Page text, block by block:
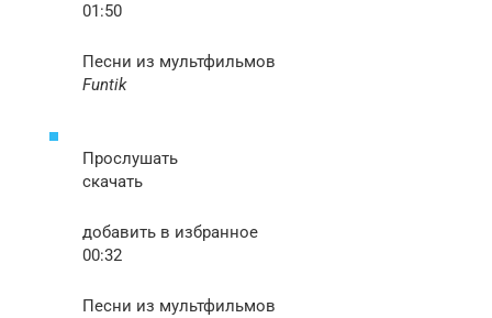
01:50
Песни из мультфильмов
Funtik
Прослушать
скачать
добавить в избранное
00:32
Песни из мультфильмов